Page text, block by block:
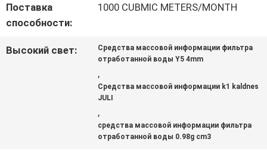
КАРТА
САЙТА
КОНФИДЕНЦИАЛЬНОСТИ
Поставка
способности:
1000 CUBMIC METERS/MONTH
Высокий свет:
Средства массовой информации фильтра
отработанной воды Y5 4mm
,
Средства массовой информации k1 kaldnes
JULI
,
средства массовой информации фильтра
отработанной воды 0.98g cm3